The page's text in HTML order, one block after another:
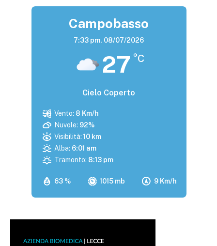
Campobasso
7:33 pm, 08/07/2026
27 °C
Cielo Coperto
63 % 1015 mb 9 Km/h
Vento: 8 Km/h
Nuvole: 92%
Visibilità: 10 km
Alba: 6:01 am
Tramonto: 8:13 pm